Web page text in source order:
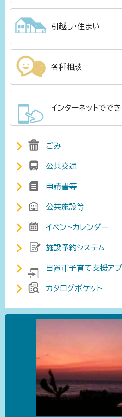
引越し・住まい
各種相談
インターネットでで
ごみ
公共交通
申請書等
公共施設等
イベントカレンダー
施設予約システム
日置市子育て支援アプ
カタログポケット